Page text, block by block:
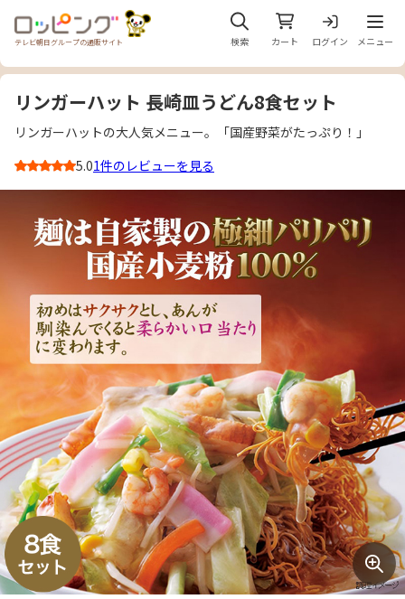
テレビ朝日グループの通販サイト 検索 カート ログイン
メニ
メニュー
リンガーハット 長崎皿うどん8食セット
リンガーハットの大人気メニュー。「国産野菜がたっぷり！」
5.01件のレビューを見る